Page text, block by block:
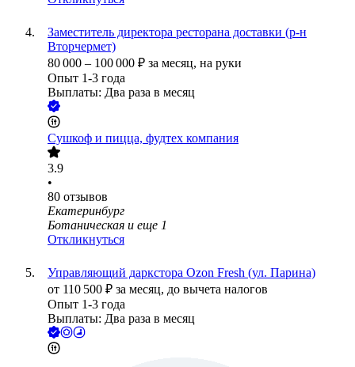
Заместитель директора ресторана доставки (р-н
Вторчермет)
80 000 – 100 000 ₽ за месяц, на руки
Опыт 1-3 года
Выплаты: Два раза в месяц
Сушкоф и пицца, фудтех компания
3.9
•
80 отзывов
Екатеринбург
Ботаническая и еще 1
Откликнуться
Управляющий даркстора Ozon Fresh (ул. Парина)
от 110 500 ₽ за месяц, до вычета налогов
Опыт 1-3 года
Выплаты: Два раза в месяц